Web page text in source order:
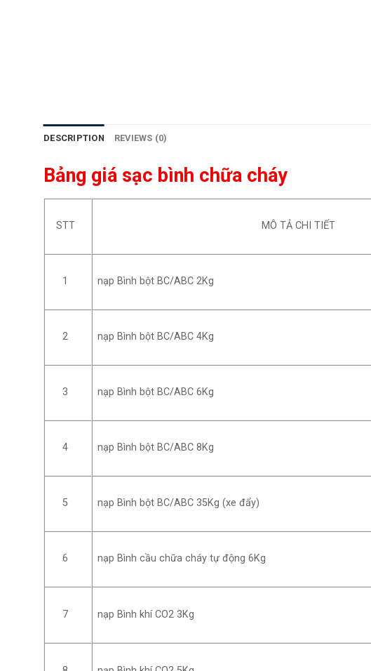
DESCRIPTION REVIEWS (0)
Bảng giá sạc bình chữa cháy
STT MÔ TẢ CHI TIẾT
1 nạp Bình bột BC/ABC 2Kg
2 nạp Bình bột BC/ABC 4Kg
3 nạp Bình bột BC/ABC 6Kg
4 nạp Bình bột BC/ABC 8Kg
5 nạp Bình bột BC/ABC 35Kg (xe đẩy)
6 nạp Bình cầu chữa cháy tự động 6Kg
7 nạp Bình khí CO2 3Kg